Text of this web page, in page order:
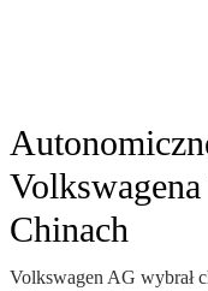
Chinach
Volkswagen AG wybrał